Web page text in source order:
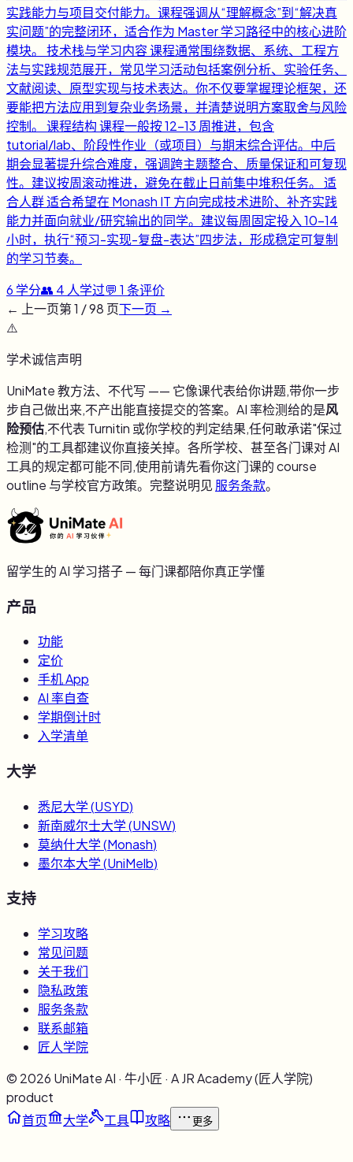
实践能力与项目交付能力。课程强调从“理解概念”到“解决真
实问题”的完整闭环，适合作为 Master 学习路径中的核心进阶
模块。 技术栈与学习内容 课程通常围绕数据、系统、工程方
法与实践规范展开，常见学习活动包括案例分析、实验任务、
文献阅读、原型实现与技术表达。你不仅要掌握理论框架，还
要能把方法应用到复杂业务场景，并清楚说明方案取舍与风险
控制。 课程结构 课程一般按 12-13 周推进，包含
tutorial/lab、阶段性作业（或项目）与期末综合评估。中后
期会显著提升综合难度，强调跨主题整合、质量保证和可复现
性。建议按周滚动推进，避免在截止日前集中堆积任务。 适
合人群 适合希望在 Monash IT 方向完成技术进阶、补齐实践
能力并面向就业/研究输出的同学。建议每周固定投入 10-14
小时，执行“预习-实现-复盘-表达”四步法，形成稳定可复制
的学习节奏。
6 学分👥 4 人学过💬 1 条评价
← 上一页第1 /98 页下一页 →
⚠️
学术诚信声明
UniMate 教方法、不代写 —— 它像课代表给你讲题,带你一步
步自己做出来,不产出能直接提交的答案。AI 率检测给的是风
险预估,不代表 Turnitin 或你学校的判定结果,任何敢承诺"保过
检测"的工具都建议你直接关掉。各所学校、甚至各门课对 AI
工具的规定都可能不同,使用前请先看你这门课的 course
outline 与学校官方政策。完整说明见 服务条款。
留学生的 AI 学习搭子 — 每门课都陪你真正学懂
产品
功能
定价
手机 App
AI 率自查
学期倒计时
入学清单
大学
悉尼大学(USYD)
新南威尔士大学(UNSW)
莫纳什大学(Monash)
墨尔本大学(UniMelb)
支持
学习攻略
常见问题
关于我们
隐私政策
服务条款
联系邮箱
匠人学院
© 2026 UniMate AI · 牛小匠 · A JR Academy (匠人学院)
product
首页
大学 工具 攻略 更多